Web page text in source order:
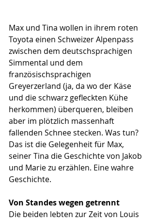
Max und Tina wollen in ihrem roten
Toyota einen Schweizer Alpenpass
zwischen dem deutschsprachigen
Simmental und dem
französischsprachigen
Greyerzerland (ja, da wo der Käse
und die schwarz gefleckten Kühe
herkommen) überqueren, bleiben
aber im plötzlich massenhaft
fallenden Schnee stecken. Was tun?
Das ist die Gelegenheit für Max,
seiner Tina die Geschichte von Jakob
und Marie zu erzählen. Eine wahre
Geschichte.
Von Standes wegen getrennt
Die beiden lebten zur Zeit von Louis